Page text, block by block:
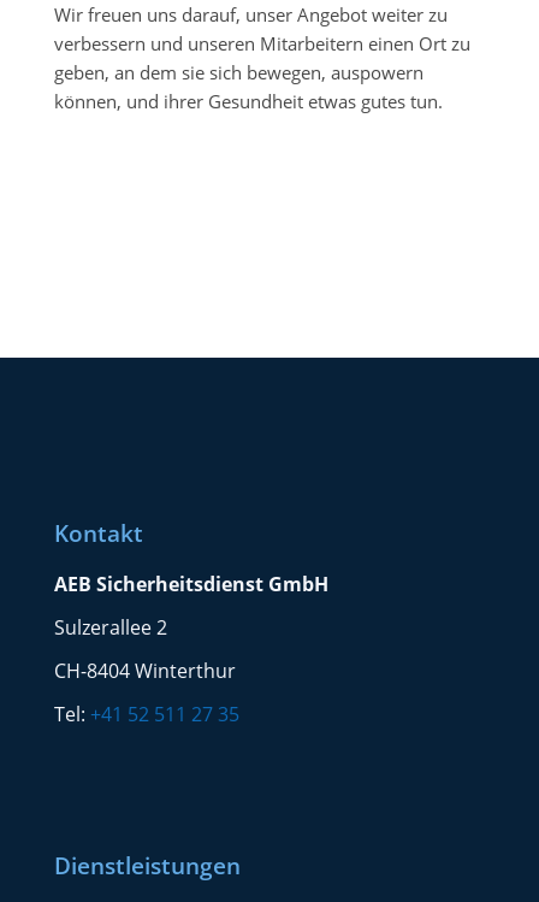
Wir freuen uns darauf, unser Angebot weiter zu
verbessern und unseren Mitarbeitern einen Ort zu
geben, an dem sie sich bewegen, auspowern
können, und ihrer Gesundheit etwas gutes tun.
Kontakt
AEB Sicherheitsdienst GmbH
Sulzerallee 2
CH-8404 Winterthur
Tel: +41 52 511 27 35
Dienstleistungen